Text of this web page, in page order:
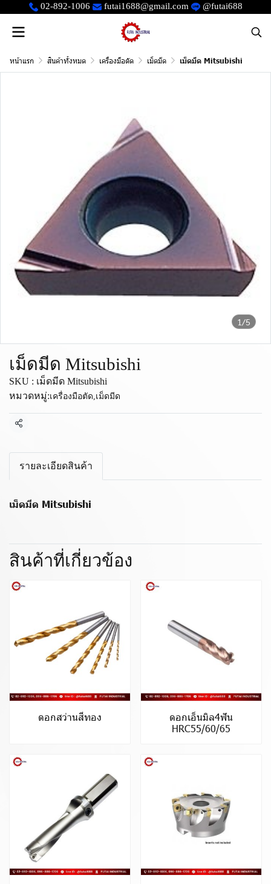
02-892-1006 futai1688@gmail.com @futai688
หน้าแรก สินค้าทั้งหมด เครื่องมือตัด เม็ดมีด เม็ดมีด Mitsubishi
1/5
เม็ดมีด Mitsubishi
SKU : เม็ดมีด Mitsubishi
หมวดหมู่:เครื่องมือตัด,เม็ดมีด
แชร์
รายละเอียดสินค้า
เม็ดมีด Mitsubishi
สินค้าที่เกี่ยวข้อง
ดอกสว่านสีทอง
ดอกเอ็นมิล4ฟัน
HRC55/60/65